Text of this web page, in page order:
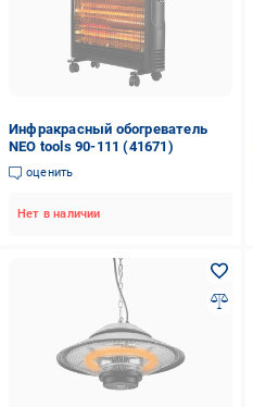
Инфракрасный обогреватель
NEO tools 90-111 (41671)
оценить
Нет в наличии